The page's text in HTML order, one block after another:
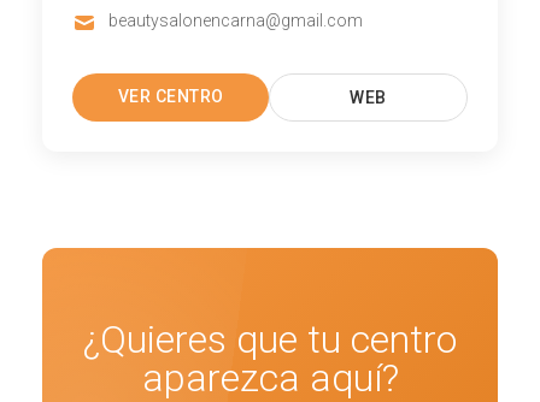
beautysalonencarna@gmail.com
VER CENTRO WEB
¿Quieres que tu centro
aparezca aquí?